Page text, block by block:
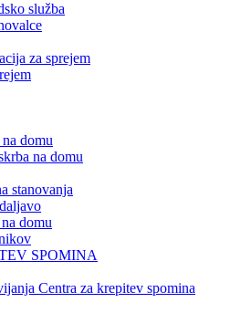
služba
za sprejem
domu
na domu
stanovanja
domu
SPOMINA
Centra za krepitev spomina